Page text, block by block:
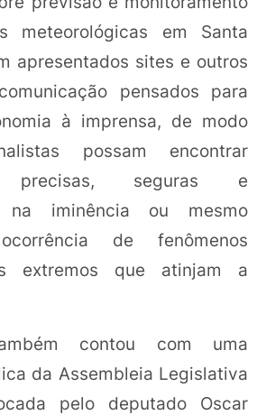
meteorológicas em Santa
apresentados sites e outros
pensados para
à imprensa, de modo
possam encontrar
precisas, seguras e
na iminência ou mesmo
de fenômenos
extremos que atinjam a
contou com uma
da Assembleia Legislativa
pelo deputado Oscar